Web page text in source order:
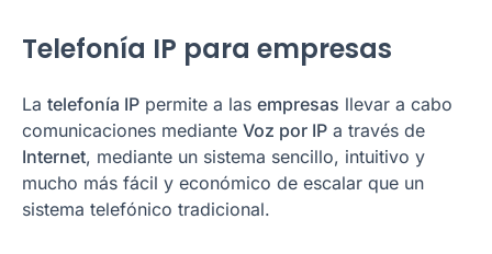
Telefonía IP para empresas
La telefonía IP permite a las empresas llevar a cabo
comunicaciones mediante Voz por IP a través de
Internet, mediante un sistema sencillo, intuitivo y
mucho más fácil y económico de escalar que un
sistema telefónico tradicional.